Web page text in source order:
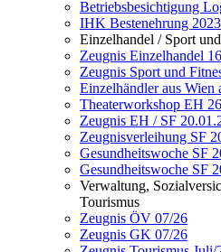
Betriebsbesichtigung
IHK Bestenehrung 2023
Einzelhandel / Sport
Zeugnis Einzelhandel
Zeugnis Sport und
Einzelhändler aus
Theaterworkshop EH
Zeugnis EH / SF
Zeugnisverleihung SF
Gesundheitswoche SF
Gesundheitswoche SF
Verwaltung,
Tourismus
Zeugnis ÖV 07/26
Zeugnis GK 07/26